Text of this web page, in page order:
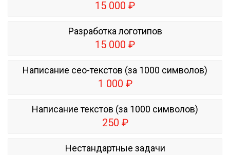
15 000 ₽
Разработка логотипов
15 000 ₽
Написание сео-текстов (за 1000 символов)
1 000 ₽
Написание текстов (за 1000 символов)
250 ₽
Нестандартные задачи